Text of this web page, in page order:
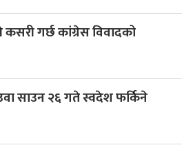
गर्छ कांग्रेस विवादको
साउन २६ गते स्वदेश फर्किने